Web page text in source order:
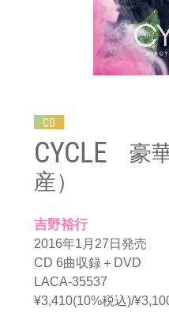
CD
CYCLE 豪
産）
吉野裕行
2016年1月27日発売
CD 6曲収録＋DVD
LACA-35537
¥3,410(10%税込)/